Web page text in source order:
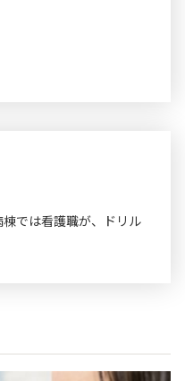
では看護職が、ドリル